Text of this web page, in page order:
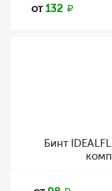
от132
Бинт